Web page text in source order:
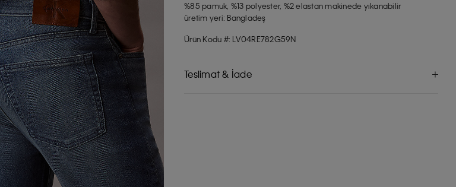
%85 pamuk, %13 polyester, %2 elastan makinede yıkanabilir
üretim yeri: Bangladeş
Ürün Kodu #: LV04RE782G59N
Teslimat & İade